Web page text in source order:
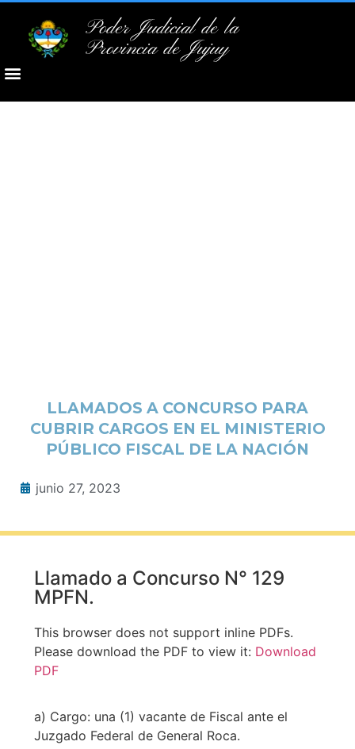
Poder Judicial de la
Provincia de Jujuy
LLAMADOS A CONCURSO PARA
CUBRIR CARGOS EN EL MINISTERIO
PÚBLICO FISCAL DE LA NACIÓN
junio 27, 2023
Llamado a Concurso N° 129
MPFN.
This browser does not support inline PDFs.
Please download the PDF to view it: Download
PDF
a) Cargo: una (1) vacante de Fiscal ante el
Juzgado Federal de General Roca.